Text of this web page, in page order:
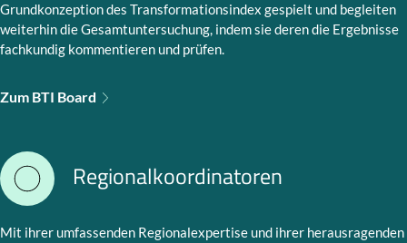
Grundkonzeption des Transformationsindex gespielt und begleiten
weiterhin die Gesamtuntersuchung, indem sie deren die Ergebnisse
fachkundig kommentieren und prüfen.
Zum BTI Board
Regionalkoordinatoren
Mit ihrer umfassenden Regionalexpertise und ihrer herausragenden